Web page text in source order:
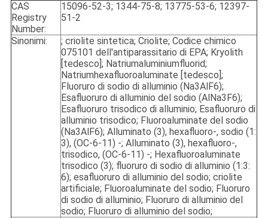
CAS
Registry
Number:
15096-52-3; 1344-75-8; 13775-53-6; 12397-
51-2
Sinonimi:
; criolite sintetica; Criolite; Codice chimico
075101 dell'antiparassitario di EPA; Kryolith
[tedesco]; Natriumaluminiumfluorid;
Natriumhexafluoroaluminate [tedesco];
Fluoruro di sodio di alluminio (Na3AlF6);
Esafluoruro di alluminio del sodio (AlNa3F6);
Esafluoruro trisodico di alluminio; Esafluoruro di
alluminio trisodico; Fluoroaluminate del sodio
(Na3AlF6); Alluminato (3), hexafluoro-, sodio (1:
3), (OC-6-11) -; Alluminato (3), hexafluoro-,
trisodico, (OC-6-11) -; Hexafluoroaluminate
trisodico (3); fluoruro di sodio di alluminio (1:3:
6); esafluoruro di alluminio del sodio; criolite
artificiale; Fluoroaluminate del sodio; Fluoruro
di sodio di alluminio; Fluoruro di alluminio del
sodio; Fluoruro di alluminio del sodio;